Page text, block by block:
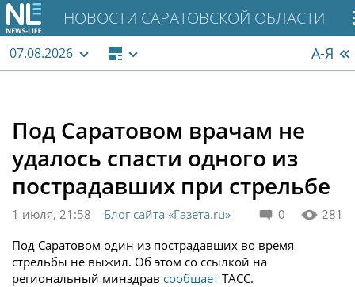
НОВОСТИ САРАТОВСКОЙ ОБЛАСТИ
07.08.2026 А-Я
Под Саратовом врачам не
удалось спасти одного из
пострадавших при стрельбе
0 281
1 июля, 21:58
Блог сайта «Газета.ru»
Под Саратовом один из пострадавших во время
стрельбы не выжил. Об этом со ссылкой на
региональный минздрав сообщает ТАСС.